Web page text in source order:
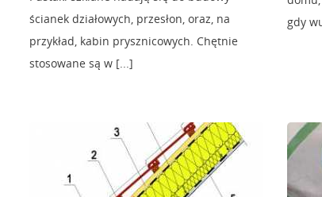
ścianek działowych, przesłon, oraz, na
przykład, kabin prysznicowych. Chętnie
stosowane są w [...]
gdy